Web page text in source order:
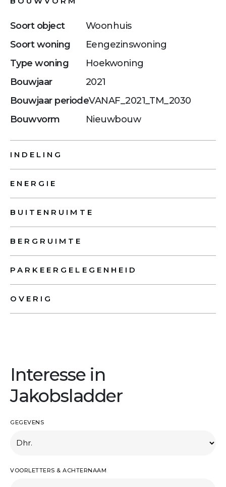
Soort object
Woonhuis
Soort woning
Eengezinswoning
Type woning
Hoekwoning
Bouwjaar
2021
Bouwjaar periodeVANAF_2021_TM_2030
Bouwvorm
Nieuwbouw
INDELING
ENERGIE
BUITENRUIMTE
BERGRUIMTE
PARKEERGELEGENHEID
OVERIG
Interesse in
Jakobsladder
GEGEVENS
VOORLETTERS & ACHTERNAAM